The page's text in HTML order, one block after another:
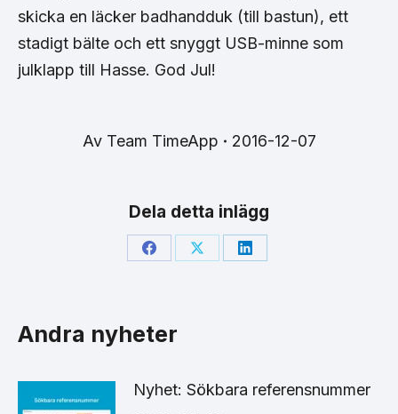
skicka en läcker badhandduk (till bastun), ett
stadigt bälte och ett snyggt USB-minne som
julklapp till Hasse. God Jul!
Av Team TimeApp 2016-12-07
Dela detta inlägg
Share Share Share
Andra nyheter
Nyhet: Sökbara referensnummer